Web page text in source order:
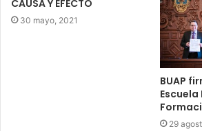
CAUSA Y EFECTO
30 mayo, 2021
BUAP
29